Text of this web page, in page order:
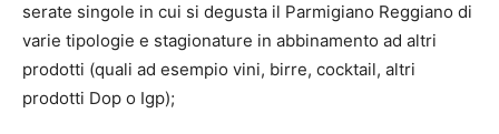
serate singole in cui si degusta il Parmigiano Reggiano di
varie tipologie e stagionature in abbinamento ad altri
prodotti (quali ad esempio vini, birre, cocktail, altri
prodotti Dop o Igp);